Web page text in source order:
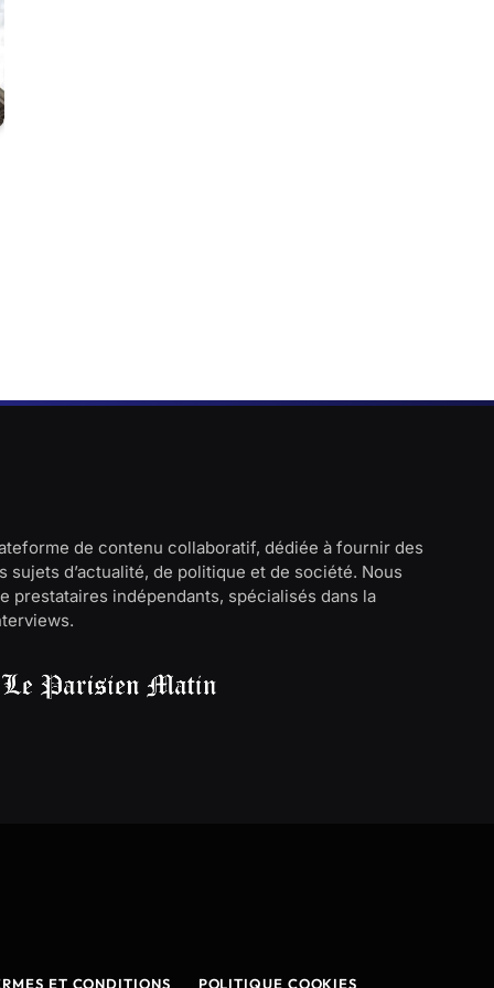
de contenu collaboratif, dédiée à fournir des
sujets d’actualité, de politique et de société. Nous
prestataires indépendants, spécialisés dans la
ET CONDITIONS POLITIQUE COOKIES